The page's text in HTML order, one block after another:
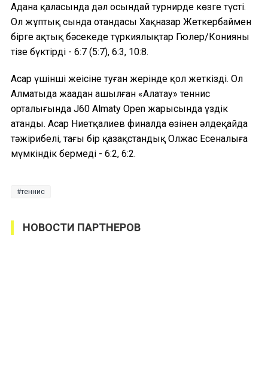
Адана қаласында дәл осындай турнирде көзге түсті.
Ол жұптық сында отандасы Хақназар Жеткербаймен
бірге ақтық бәсекеде түркиялықтар Гюлер/Конияны
тізе бүктірді - 6:7 (5:7), 6:3, 10:8.
Аңсар үшінші жеңісіне туған жерінде қол жеткізді. Ол
Алматыда жаңадан ашылған «Алатау» теннис
орталығында J60 Almaty Open жарысында үздік
атанды. Аңсар Ниетқалиев финалда өзінен әлдеқайда
тәжірибелі, тағы бір қазақстандық Олжас Есеналыға
мүмкіндік бермеді - 6:2, 6:2.
теннис
НОВОСТИ ПАРТНЕРОВ